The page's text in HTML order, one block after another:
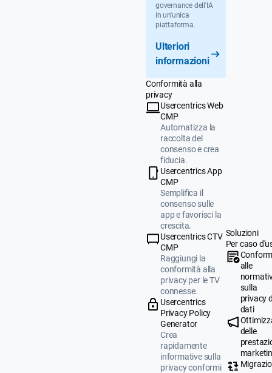
governance dell'IA
in un'unica
piattaforma.
Ulteriori
informazioni
Conformità alla
privacy
Usercentrics Web
CMP
Automatizza la
raccolta del
consenso e crea
fiducia.
Usercentrics App
CMP
Semplifica il
consenso sulle
app e favorisci la
crescita.
Usercentrics CTV
CMP
Raggiungi la
conformità alla
privacy per le TV
connesse.
Usercentrics
Privacy Policy
Generator
Crea
rapidamente
informative sulla
privacy conformi
Soluzioni
Per caso
alle
sulla
privacy
dati
delle